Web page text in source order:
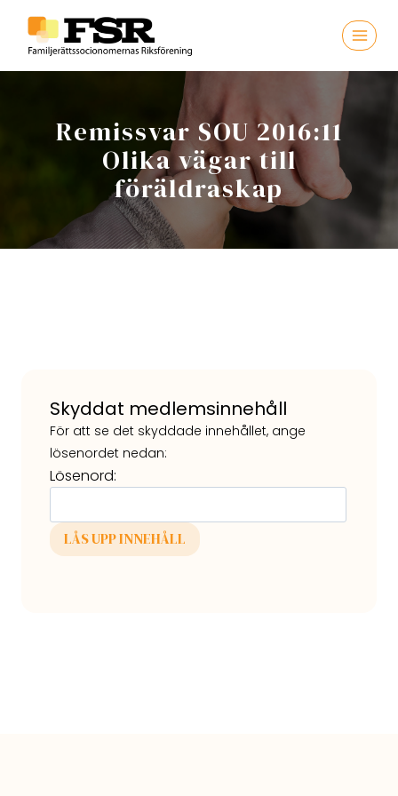
content
Remissvar SOU 2016:11
Olika vägar till
föräldraskap
Skyddat medlemsinnehåll
För att se det skyddade innehållet, ange
lösenordet nedan:
Lösenord: